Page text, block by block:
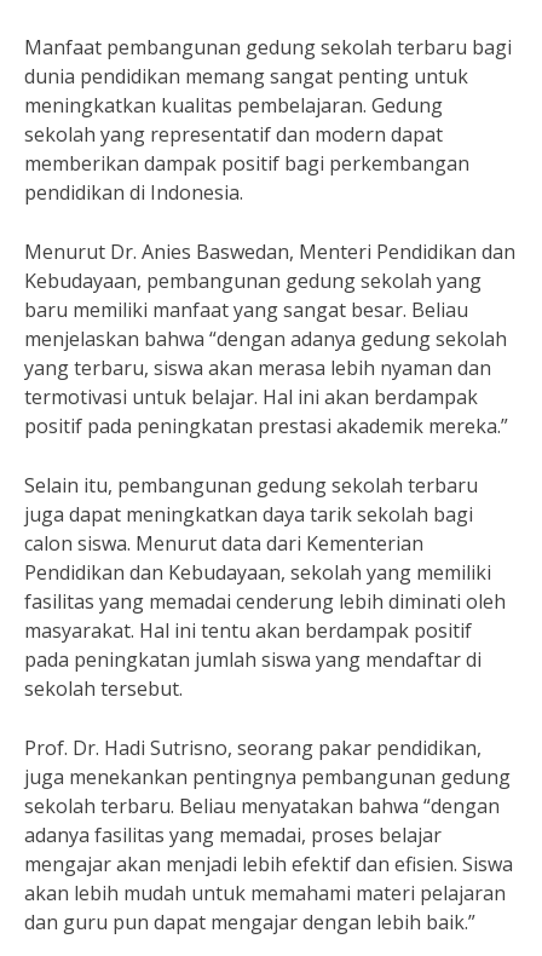
Manfaat pembangunan gedung sekolah terbaru bagi
dunia pendidikan memang sangat penting untuk
meningkatkan kualitas pembelajaran. Gedung
sekolah yang representatif dan modern dapat
memberikan dampak positif bagi perkembangan
pendidikan di Indonesia.
Menurut Dr. Anies Baswedan, Menteri Pendidikan dan
Kebudayaan, pembangunan gedung sekolah yang
baru memiliki manfaat yang sangat besar. Beliau
menjelaskan bahwa “dengan adanya gedung sekolah
yang terbaru, siswa akan merasa lebih nyaman dan
termotivasi untuk belajar. Hal ini akan berdampak
positif pada peningkatan prestasi akademik mereka.”
Selain itu, pembangunan gedung sekolah terbaru
juga dapat meningkatkan daya tarik sekolah bagi
calon siswa. Menurut data dari Kementerian
Pendidikan dan Kebudayaan, sekolah yang memiliki
fasilitas yang memadai cenderung lebih diminati oleh
masyarakat. Hal ini tentu akan berdampak positif
pada peningkatan jumlah siswa yang mendaftar di
sekolah tersebut.
Prof. Dr. Hadi Sutrisno, seorang pakar pendidikan,
juga menekankan pentingnya pembangunan gedung
sekolah terbaru. Beliau menyatakan bahwa “dengan
adanya fasilitas yang memadai, proses belajar
mengajar akan menjadi lebih efektif dan efisien. Siswa
akan lebih mudah untuk memahami materi pelajaran
dan guru pun dapat mengajar dengan lebih baik.”